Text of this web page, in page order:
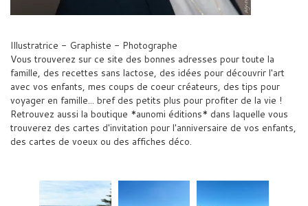
Illustratrice - Graphiste - Photographe
Vous trouverez sur ce site des bonnes adresses pour toute la
famille, des recettes sans lactose, des idées pour découvrir l'art
avec vos enfants, mes coups de coeur créateurs, des tips pour
voyager en famille... bref des petits plus pour profiter de la vie !
Retrouvez aussi la boutique *aunomi éditions* dans laquelle vous
trouverez des cartes d'invitation pour l'anniversaire de vos enfants,
des cartes de voeux ou des affiches déco.